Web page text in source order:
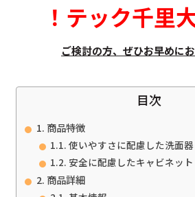
！ テック千里
ご検討の方、ぜひお早めに
目次
商品特徴
使いやすさに配慮した洗面器
安全に配慮したキャビネット
商品詳細